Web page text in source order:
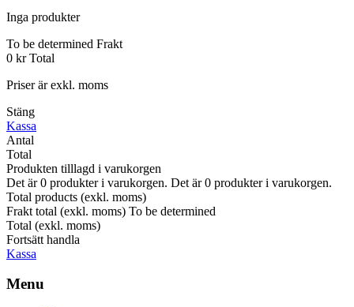
Inga produkter
To be determined Frakt
0 kr Total
Priser är exkl. moms
Stäng
Kassa
Antal
Total
Produkten tilllagd i varukorgen
Det är0 produkter i varukorgen. Det är0 produkter i varukorgen.
Total products (exkl. moms)
Frakt total (exkl. moms) To be determined
Total (exkl. moms)
Fortsätt handla
Kassa
Menu